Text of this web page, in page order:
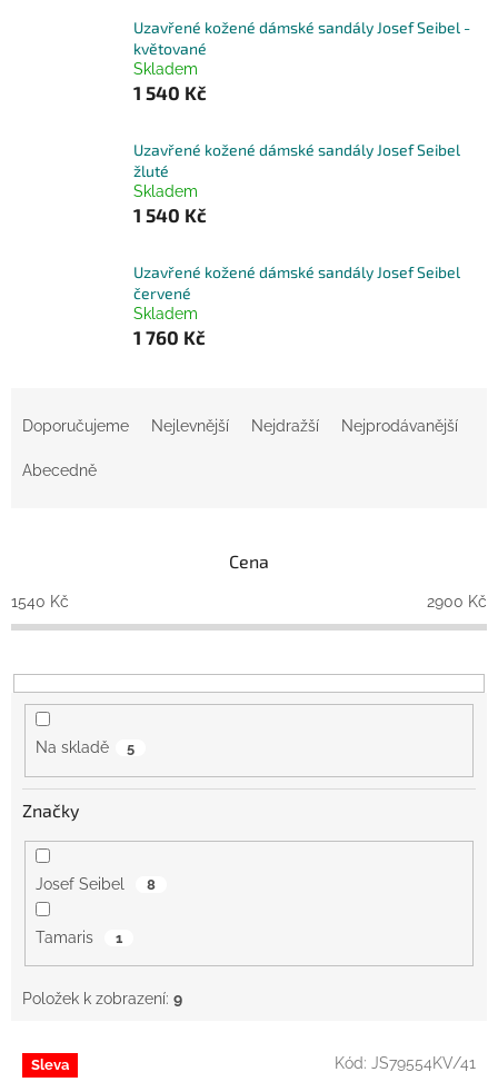
Uzavřené kožené dámské sandály Josef Seibel -
květované
Skladem
1 540 Kč
Uzavřené kožené dámské sandály Josef Seibel
žluté
Skladem
1 540 Kč
Uzavřené kožené dámské sandály Josef Seibel
červené
Skladem
1 760 Kč
o
d
k
t
Doporučujeme Nejlevnější Nejdražší Nejprodávanější
Abecedně
Cena
1540 Kč 2900 Kč
Na skladě 5
Značky
Josef Seibel 8
Tamaris 1
Položek k zobrazení: 9
V Sleva Kód: JS79554KV/41